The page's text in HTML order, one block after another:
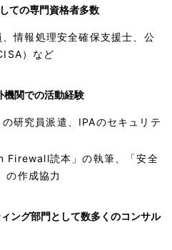
ての専門資格者多数
情報処理安全確保支援士、公
）など
機関での活動経験
研究員派遣、IPAのセキュリテ
読本」の執筆、「安全
の作成協力
ング部門として数多くのコンサル